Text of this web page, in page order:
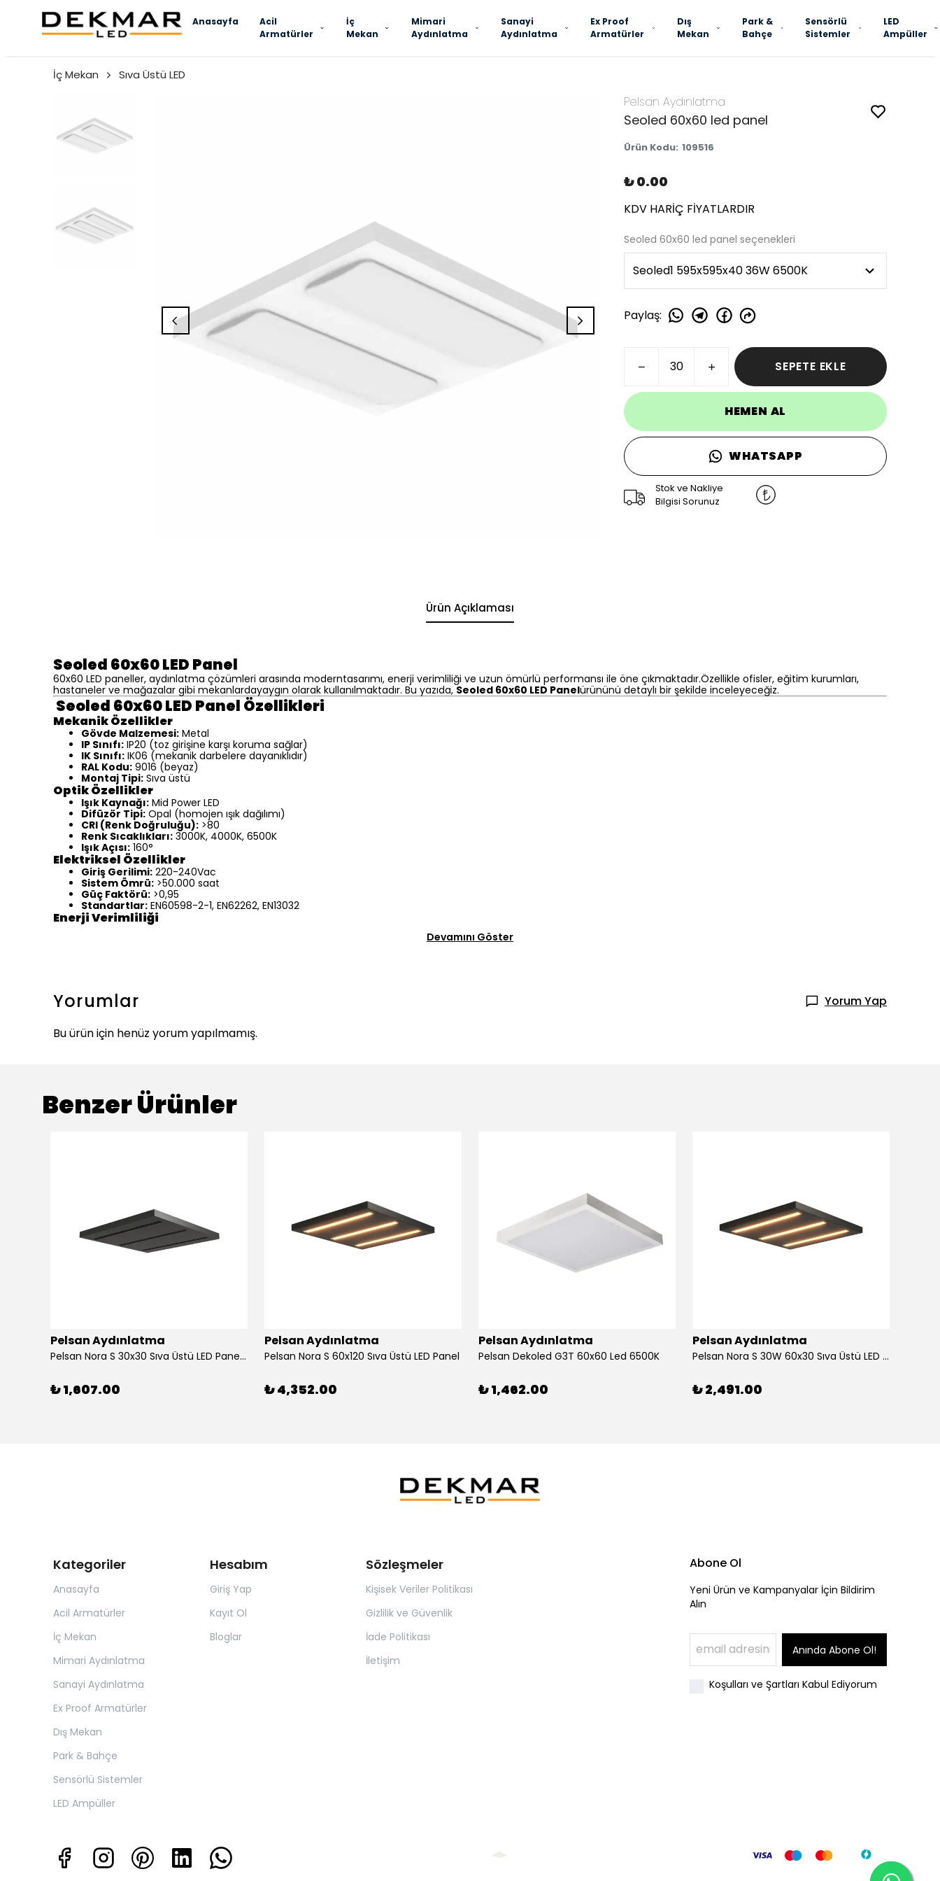
Anasayfa
Acil
Armatürler
İç
Mekan
Mimari
Aydınlatma
Sanayi
Aydınlatma
Ex Proof
Armatürler
Dış
Mekan
Park &
Bahçe
Sensörlü
Sistemler
LED
Ampüller
İç Mekan Sıva Üstü LED
Pelsan Aydınlatma
Seoled 60x60 led panel
Ürün Kodu: 109516
₺ 0.00
KDV HARİÇ FİYATLARDIR
Seoled 60x60 led panel seçenekleri
Paylaş:
SEPETE EKLE
HEMEN AL
WHATSAPP
Stok ve Nakliye
Bilgisi Sorunuz
Ürün Açıklaması
Seoled 60x60 LED Panel
60x60 LED paneller, aydınlatma çözümleri arasında moderntasarımı, enerji verimliliği ve uzun ömürlü performansı ile öne çıkmaktadır.Özellikle ofisler, eğitim kurumları,
hastaneler ve mağazalar gibi mekanlardayaygın olarak kullanılmaktadır. Bu yazıda,Seoled 60x60 LED Panelürününü detaylı bir şekilde inceleyeceğiz.
Seoled 60x60 LED Panel Özellikleri
Mekanik Özellikler
Gövde Malzemesi: Metal
IP Sınıfı: IP20 (toz girişine karşı koruma sağlar)
IK Sınıfı: IK06 (mekanik darbelere dayanıklıdır)
RAL Kodu: 9016 (beyaz)
Montaj Tipi: Sıva üstü
Optik Özellikler
Işık Kaynağı: Mid Power LED
Difüzör Tipi: Opal (homojen ışık dağılımı)
CRI (Renk Doğruluğu): >80
Renk Sıcaklıkları: 3000K, 4000K, 6500K
Işık Açısı: 160°
Elektriksel Özellikler
Giriş Gerilimi: 220-240Vac
Sistem Ömrü: >50.000 saat
Güç Faktörü: >0,95
Standartlar: EN60598-2-1, EN62262, EN13032
Enerji Verimliliği
Devamını Göster
Yorumlar
Yorum Yap
Bu ürün için henüz yorum yapılmamış.
Benzer Ürünler
Pelsan Aydınlatma
Pelsan Nora S 30x30 Sıva Üstü LED Panel | 20W 4000K
₺ 1,607.00
Pelsan Aydınlatma
Pelsan Nora S 60x120 Sıva Üstü LED Panel
₺ 4,352.00
Pelsan Aydınlatma
Pelsan Dekoled G3T 60x60 Led 6500K
₺ 1,462.00
Pelsan Aydınlatma
Pelsan Nora S 30W 60x30 Sıva Üstü LED Panel
₺ 2,491.00
Kategoriler
Anasayfa
Acil Armatürler
İç Mekan
Mimari Aydınlatma
Sanayi Aydınlatma
Ex Proof Armatürler
Dış Mekan
Park & Bahçe
Sensörlü Sistemler
LED Ampüller
Hesabım
Giriş Yap
Kayıt Ol
Bloglar
Sözleşmeler
Kişisek Veriler Politikası
Gizlilik ve Güvenlik
İade Politikası
İletişim
Abone Ol
Yeni Ürün ve Kampanyalar İçin Bildirim
Alın
Anında Abone Ol!
Koşulları ve Şartları Kabul Ediyorum